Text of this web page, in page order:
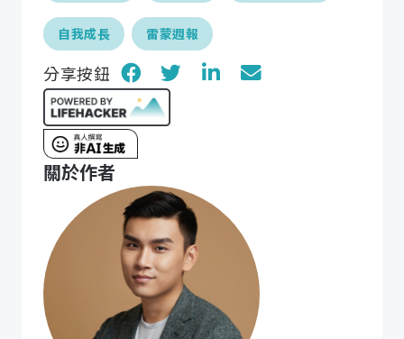
自我成長 雷蒙週報
分享按鈕
關於作者